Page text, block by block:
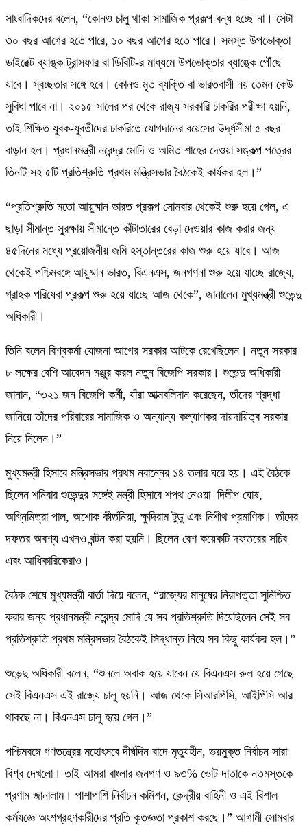
সাংবাদিকদের বলেন, “কোনও চালু থাকা সামাজিক প্রকল্প বন্ধ হচ্ছে না। সেটা
৩০ বছর আগের হতে পারে, ১০ বছর আগের হতে পারে। সমস্ত উপভোক্তা
ডাইরেক্ট ব্যাঙ্ক ট্রান্সফার বা ডিবিটি-র মাধ্যমে উপভোক্তার ব্যাঙ্কে পৌঁছে
যাবে। স্বচ্ছতার সঙ্গে হবে। কোনও মৃত ব্যক্তি বা ভারতবাসী নয় তেমন কেউ
সুবিধা পাবে না। ২০১৫ সালের পর থেকে রাজ্য সরকারি চাকরির পরীক্ষা হয়নি,
তাই শিক্ষিত যুবক-যুবতীদের চাকরিতে যোগদানের বয়েসের উর্দ্ধসীমা ৫ বছর
বাড়ান হল। প্রধানমন্ত্রী নরেন্দ্র মোদি ও অমিত শাহের দেওয়া সঙ্কল্প পত্রের
তিনটি সহ ৫টি প্রতিশ্রুতি প্রথম মন্ত্রিসভার বৈঠকেই কার্যকর হল।”
“প্রতিশ্রুতি মতো আয়ুষ্মান ভারত প্রকল্প সোমবার থেকেই শুরু হয়ে গেল, এ
ছাড়া সীমান্ত সুরক্ষায় সীমান্তে কাঁটাতারের বেড়া দেওয়ার কাজ করার জন্য
৪৫দিনের মধ্যে প্রয়োজনীয় জমি হস্তান্তরের কাজ শুরু হয়ে যাবে। আজ
থেকেই পশ্চিমবঙ্গে আয়ুষ্মান ভারত, বিএনএস, জনগণনা শুরু হয়ে যাচ্ছে রাজ্যে,
গ্রাহক পরিষেবা প্রকল্প শুরু হয়ে যাচ্ছে আজ থেকে”, জানালেন মুখ্যমন্ত্রী শুভেন্দু
অধিকারী।
তিনি বলেন বিশ্বকর্মা যোজনা আগের সরকার আটকে রেখেছিলেন। নতুন সরকার
৮ লক্ষের বেশি আবেদন মঞ্জুর করল নতুন বিজেপি সরকার। শুভেন্দু অধিকারী
জানান, “৩২১ জন বিজেপি কর্মী, যাঁরা আত্মবলিদান করেছেন, তাঁদের শ্রদ্ধা
জানিয়ে তাঁদের পরিবারের সামাজিক ও অন্যান্য কল্যাণকর দায়দায়িত্ব সরকার
নিয়ে নিলেন।”
মুখ্যমন্ত্রী হিসাবে মন্ত্রিসভার প্রথম নবান্নের ১৪ তলার ঘরে হয়। এই বৈঠকে
ছিলেন শনিবার শুভেন্দুর সঙ্গেই মন্ত্রী হিসাবে শপথ নেওয়া দিলীপ ঘোষ,
অগ্নিমিত্রা পাল, অশোক কীর্তনিয়া, ক্ষুদিরাম টুডু এবং নিশীথ প্রমাণিক। তাঁদের
দফতর অবশ্য এখনও বন্টন করা হয়নি। ছিলেন বেশ কয়েকটি দফতরের সচিব
এবং আধিকারিকেরাও।
বৈঠক শেষে মুখ্যমন্ত্রী বার্তা দিয়ে বলেন, “রাজ্যের মানুষের নিরাপত্তা সুনিশ্চিত
করার জন্য প্রধানমন্ত্রী নরেন্দ্র মোদি যে সব প্রতিশ্রুতি দিয়েছিলেন সেই সব
প্রতিশ্রুতি প্রথম মন্ত্রিসভার বৈঠকেই সিদ্ধান্ত নিয়ে সব কিছু কার্যকর হল।”
শুভেন্দু অধিকারী বলেন, “শুনলে অবাক হয়ে যাবেন যে বিএনএস রুল হয়ে গেছে
সেই বিএনএস এই রাজ্যে চালু হয়নি। আজ থেকে সিআরপিসি, আইপিসি আর
থাকছে না। বিএনএস চালু হয়ে গেল।”
পশ্চিমবঙ্গে গণতন্ত্রের মহোৎসবে দীর্ঘদিন বাদে মৃত্যুহীন, ভয়মুক্ত নির্বাচন সারা
বিশ্ব দেখলো। তাই আমরা বাংলার জনগণ ও ৯৩% ভোট দাতাকে নতমস্তকে
প্রণাম জানালাম। পাশাপাশি নির্বাচন কমিশন, কেন্দ্রীয় বাহিনী ও এই বিশাল
কর্মযজ্ঞে অংশগ্রহণকারীদের প্রতি কৃতজ্ঞতা প্রকাশ করছে।” আগামী সোমবার